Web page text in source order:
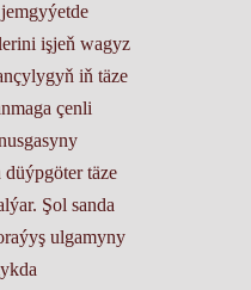
işjeň wagyz
iň täze
çenli
täze
Şol sanda
ulgamyny